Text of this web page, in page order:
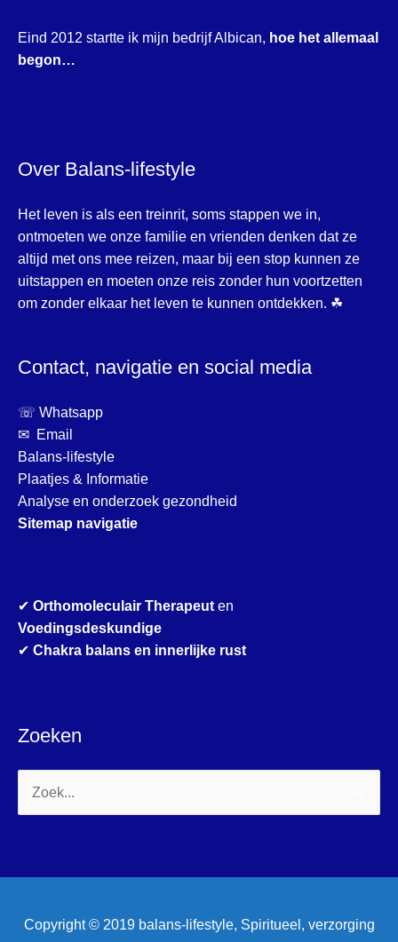
Eind 2012 startte ik mijn bedrijf Albican, hoe het allemaal
begon…
Over Balans-lifestyle
Het leven is als een treinrit, soms stappen we in,
ontmoeten we onze familie en vrienden denken dat ze
altijd met ons mee reizen, maar bij een stop kunnen ze
uitstappen en moeten onze reis zonder hun voortzetten
om zonder elkaar het leven te kunnen ontdekken. ☘
Contact, navigatie en social media
☏ Whatsapp
✉ Email
Balans-lifestyle
Plaatjes & Informatie
Analyse en onderzoek gezondheid
Sitemap navigatie
✔ Orthomoleculair Therapeut en
Voedingsdeskundige
✔ Chakra balans en innerlijke rust
Zoeken
Zoek
naar:
Copyright © 2019 balans-lifestyle, Spiritueel, verzorging